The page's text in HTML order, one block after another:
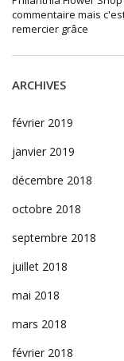
commentaire mais
remercier grâce
ARCHIVES
février 2019
janvier 2019
décembre 2018
octobre 2018
septembre 2018
juillet 2018
mai 2018
mars 2018
février 2018